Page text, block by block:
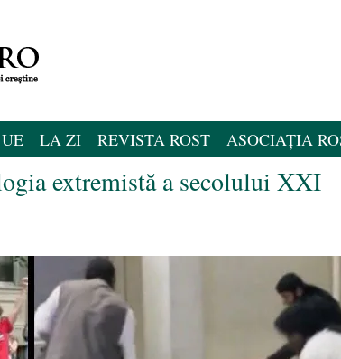
UE LA ZI REVISTA ROST ASOCIAȚIA
extremistă a secolului XXI